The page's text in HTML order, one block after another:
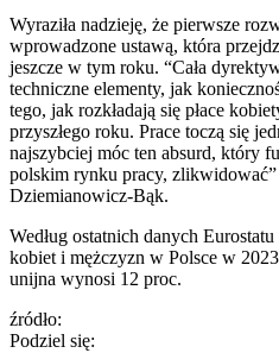
Wyraziła nadzieję, że pierwsze
wprowadzone ustawą, która
jeszcze w tym roku. “Cała
techniczne elementy, jak
tego, jak rozkładają się płace
przyszłego roku. Prace toczą się
najszybciej móc ten absurd, który
polskim rynku pracy, zlikwidować”
Dziemianowicz-Bąk.
Według ostatnich danych
kobiet i mężczyzn w Polsce w
unijna wynosi 12 proc.
źródło:
Podziel się: